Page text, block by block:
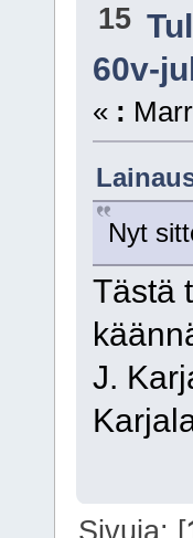
15
60v-
« :
Nyt
Tästä
J.
Sivuja: [